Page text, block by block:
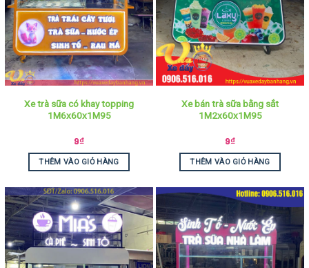
Xe trà sữa có khay topping
1M6x60x1M95
9₫
THÊM VÀO GIỎ HÀNG
Xe bán trà sữa bằng sắt
1M2x60x1M95
9₫
THÊM VÀO GIỎ HÀNG